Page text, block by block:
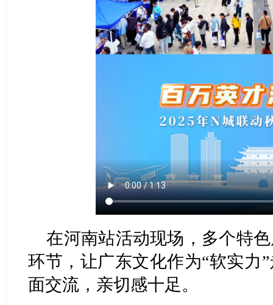
在河南站活动现场，多个特
环节，让广东文化作为“软实力
面交流，亲切感十足。